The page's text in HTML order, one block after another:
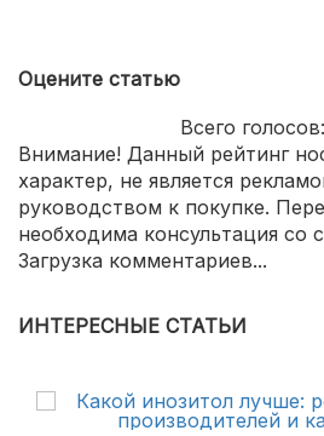
Оцените статью
Всего голосов:
Внимание! Данный рейтинг
характер, не является
руководством к покупке.
необходима консультация со
Загрузка комментариев...
ИНТЕРЕСНЫЕ СТАТЬИ